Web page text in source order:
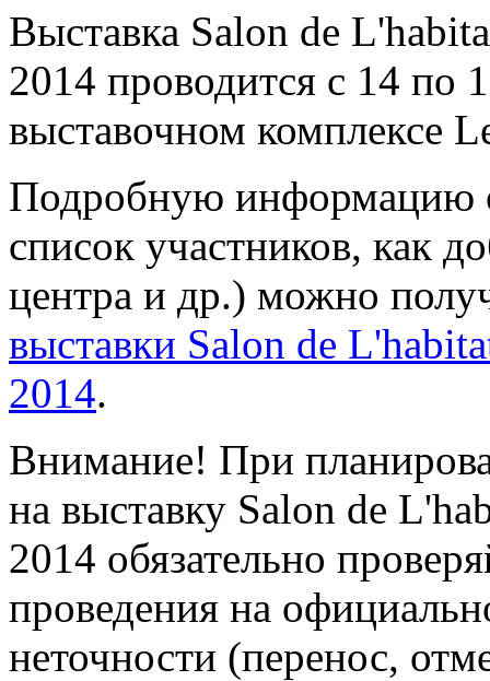
Выставка Salon de
2014 проводится с 14 по
выставочном комплексе
Подробную информацию
список участников, как
центра и др.) можно
выставки Salon de
2014.
Внимание! При
на выставку Salon de
2014 обязательно
проведения на
неточности (перенос,